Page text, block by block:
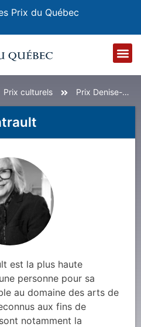
Prix du Québec
culturels Denise-Filiatrault
est la plus haute
personne pour sa
au domaine des arts de
aux fins de
notamment la